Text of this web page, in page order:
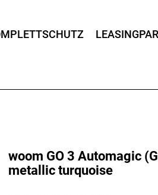
woom GO 3 Automagic
metallic turquoise